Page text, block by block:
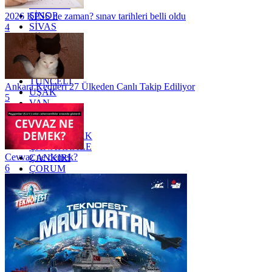
SAMSUN
SİNOP
SİVAS
SİİRT
TEKİRDAĞ
TOKAT
TRABZON
TUNCELİ
UŞAK
VAN
YALOVA
YOZGAT
ZONGULDAK
ÇANAKKALE
ÇANKIRI
ÇORUM
İSTANBUL
İZMİR
ŞANLIURFA
ŞIRNAK
2026 KPSS ne zaman? sınav tarihleri belli oldu
4
Ankara Kedileri 27 Ülkeden Canlı Takip Ediliyor
5
Cevvaz ne demek?
6